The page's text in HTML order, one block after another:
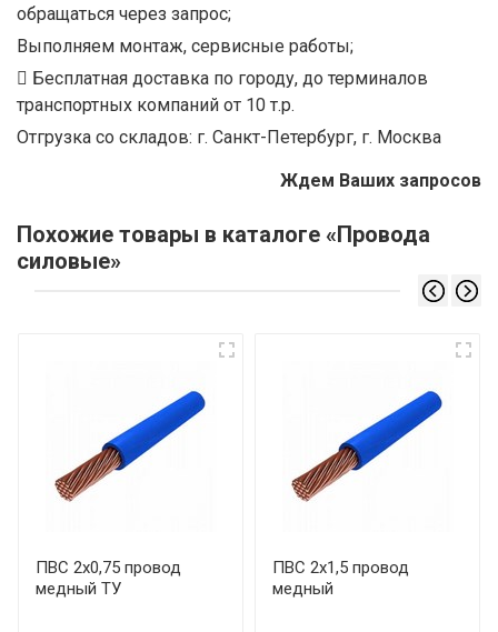
обращаться через запрос;
Выполняем монтаж, сервисные работы;
Бесплатная доставка по городу, до терминалов
транспортных компаний от 10 т.р.
Отгрузка со складов: г. Санкт-Петербург, г. Москва
Ждем Ваших запросов
Похожие товары в каталоге «Провода
силовые»
ПВС 2х0,75 провод
медный ТУ
ПВС 2х1,5 провод
медный